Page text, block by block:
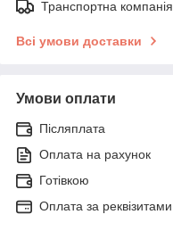
Транспортна компанія
Всі умови доставки
Умови оплати
Післяплата
Оплата на рахунок
Готівкою
Оплата за реквізитами